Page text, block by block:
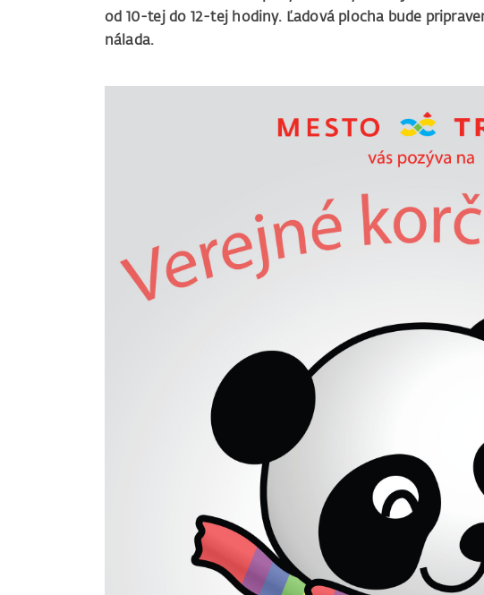
od 10-tej do 12-tej hodiny. Ľadová plocha bude
nálada.